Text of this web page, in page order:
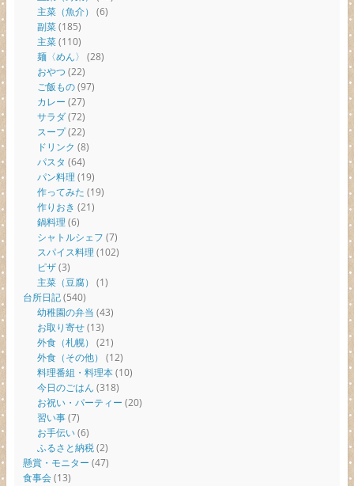
主菜（魚介） (6)
副菜(185)
主菜(110)
麺〈めん〉 (28)
おやつ (22)
ご飯もの(97)
カレー (27)
サラダ(72)
スープ(22)
ドリンク (8)
パスタ (64)
パン料理(19)
作ってみた (19)
作りおき (21)
鍋料理(6)
シャトルシェフ (7)
スパイス料理(102)
ピザ(3)
主菜（豆腐） (1)
台所日記(540)
幼稚園の弁当 (43)
お取り寄せ(13)
外食（札幌） (21)
外食（その他） (12)
料理番組・料理本(10)
今日のごはん (318)
お祝い・パーティー (20)
習い事(7)
お手伝い(6)
ふるさと納税(2)
懸賞・モニター (47)
食事会(13)